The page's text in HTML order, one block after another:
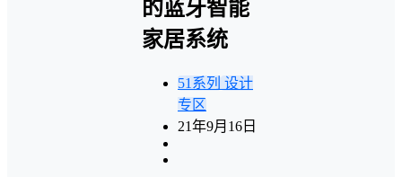
的蓝牙智能
家居系统
51系列 设计
专区
21年9月16日